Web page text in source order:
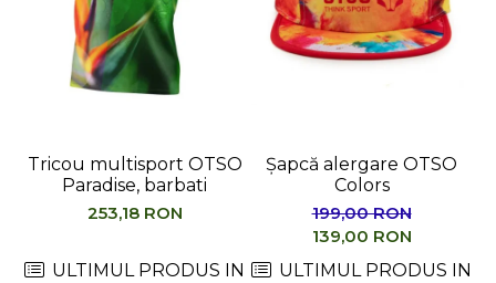
Tricou multisport OTSO
Paradise, barbati
253,18 RON
ULTIMUL PRODUS IN
Șapcă alergare OTSO
Colors
199,00 RON
139,00 RON
ULTIMUL PRODUS IN